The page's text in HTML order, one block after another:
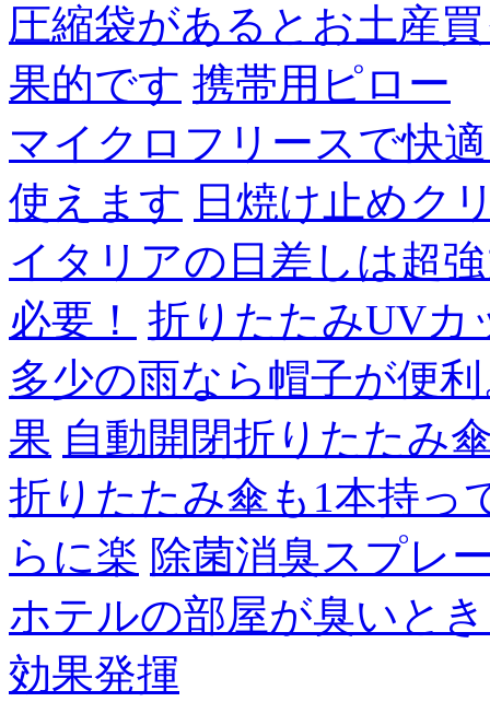
圧縮袋があるとお土産
果的です 携帯用ピロー
マイクロフリースで快
使えます 日焼け止めク
イタリアの日差しは超
必要！
折りたたみUVカ
多少の雨なら帽子が便
果 自動開閉折りたたみ
折りたたみ傘も1本持っ
らに楽 除菌消臭スプレ
ホテルの部屋が臭いと
効果発揮